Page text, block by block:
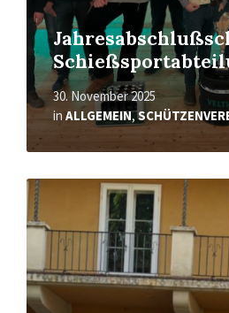
30. November 2025
in ALLGEMEIN,
Mehr
erfahren